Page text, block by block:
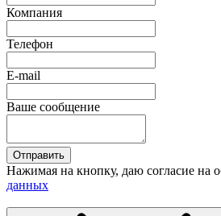
Компания
Телефон
E-mail
Ваше сообщение
Отправить
Нажимая на кнопку, даю согласие на
данных